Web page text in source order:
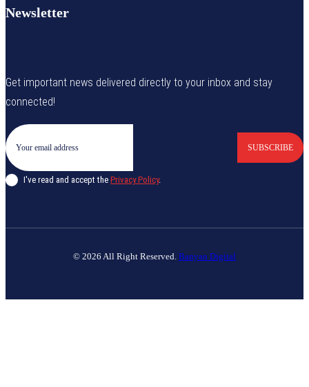
Newsletter
Get important news delivered directly to your inbox and stay
connected!
SUBSCRIBE
I've read and accept the Privacy Policy.
© 2026 All Right Reserved. Banyan Digital